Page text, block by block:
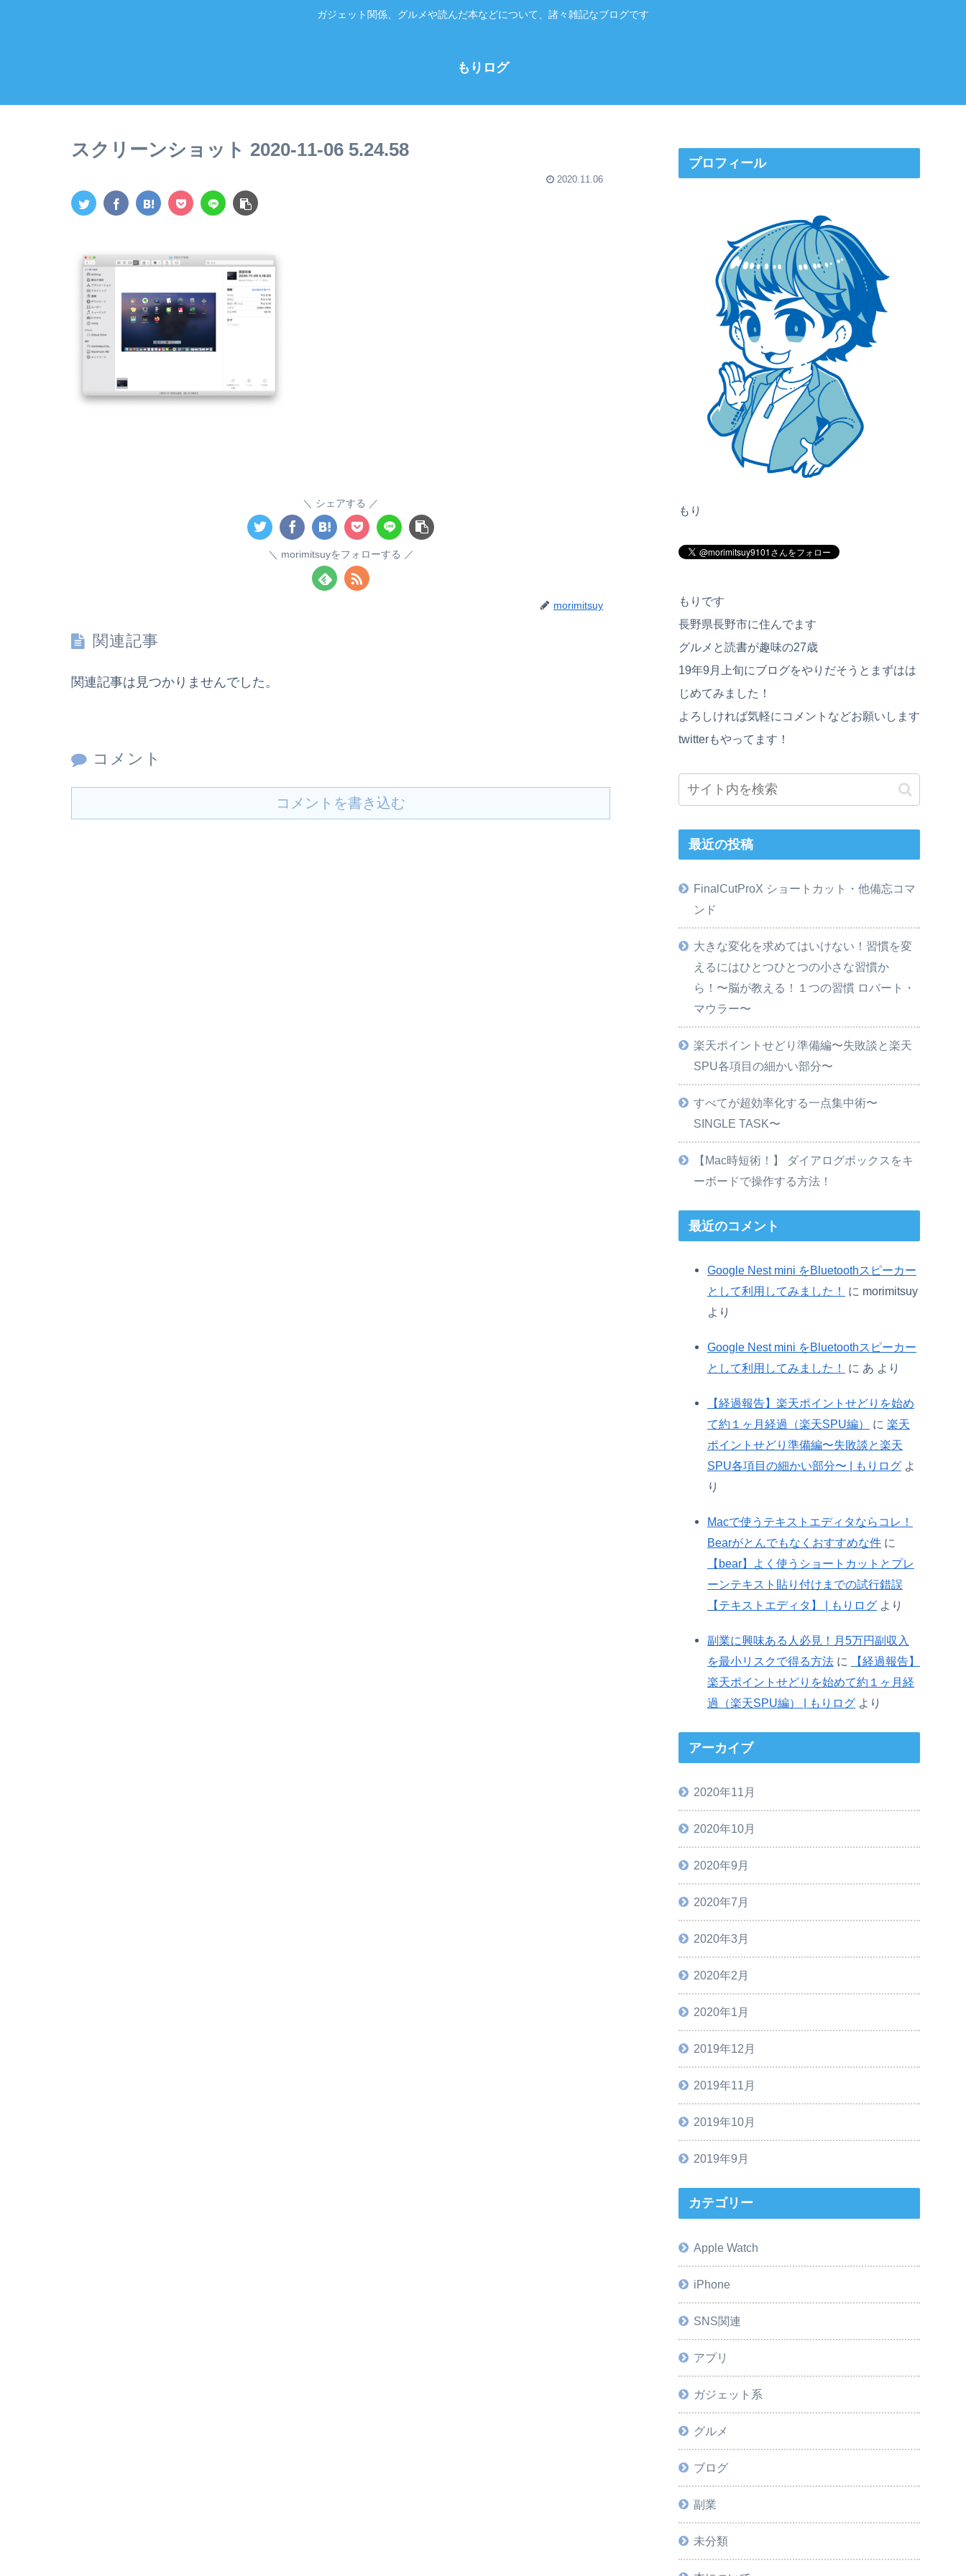
ガジェット関係、グルメや読んだ本などについて、諸々雑記なブログです
もりログ
スクリーンショット 2020-11-06 5.24.58
2020.11.06
シェアする
morimitsuyをフォローする
morimitsuy
関連記事
関連記事は見つかりませんでした。
コメント
コメントを書き込む
プロフィール
もり
もりです
長野県長野市に住んでます
グルメと読書が趣味の27歳
19年9月上旬にブログをやりだそうとまずはは
じめてみました！
よろしければ気軽にコメントなどお願いします
twitterもやってます！
最近の投稿
FinalCutProX ショートカット・他備忘コマ
ンド
大きな変化を求めてはいけない！習慣を変
えるにはひとつひとつの小さな習慣か
ら！〜脳が教える！１つの習慣 ロバート・
マウラー〜
楽天ポイントせどり準備編〜失敗談と楽天
SPU各項目の細かい部分〜
すべてが超効率化する一点集中術〜
SINGLE TASK〜
【Mac時短術！】 ダイアログボックスをキ
ーボードで操作する方法！
最近のコメント
Google Nest mini をBluetoothスピーカー
として利用してみました！
に morimitsuy
より
Google Nest mini をBluetoothスピーカー
として利用してみました！
に あ より
【経過報告】楽天ポイントせどりを始め
て約１ヶ月経過（楽天SPU編）
に 楽天
ポイントせどり準備編〜失敗談と楽天
SPU各項目の細かい部分〜 | もりログ よ
り
Macで使うテキストエディタならコレ！
Bearがとんでもなくおすすめな件 に
【bear】よく使うショートカットとプレ
ーンテキスト貼り付けまでの試行錯誤
【テキストエディタ】 | もりログ より
副業に興味ある人必見！月5万円副収入
を最小リスクで得る方法 に
【経過報告】
楽天ポイントせどりを始めて約１ヶ月経
過（楽天SPU編） | もりログ より
アーカイブ
2020年11月
2020年10月
2020年9月
2020年7月
2020年3月
2020年2月
2020年1月
2019年12月
2019年11月
2019年10月
2019年9月
カテゴリー
Apple Watch
iPhone
SNS関連
アプリ
ガジェット系
グルメ
ブログ
副業
未分類